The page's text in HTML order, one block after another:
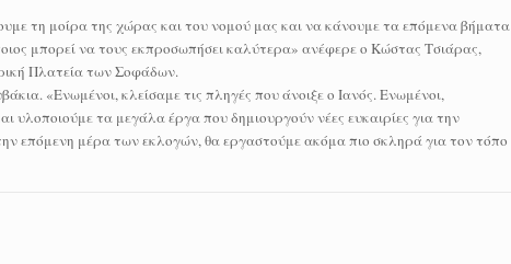
τη μοίρα της χώρας και του νομού μας και να κάνουμε τα επόμενα βήματα
μπορεί να τους εκπροσωπήσει καλύτερα» ανέφερε ο Κώστας Τσιάρας,
Πλατεία των Σοφάδων.
«Ενωμένοι, κλείσαμε τις πληγές που άνοιξε ο Ιανός. Ενωμένοι,
τα μεγάλα έργα που δημιουργούν νέες ευκαιρίες για την
επόμενη μέρα των εκλογών, θα εργαστούμε ακόμα πιο σκληρά για τον τόπο